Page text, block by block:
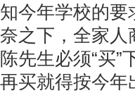
知今年学校的
奈之下，全家
陈先生必须“买
再买就得按今年